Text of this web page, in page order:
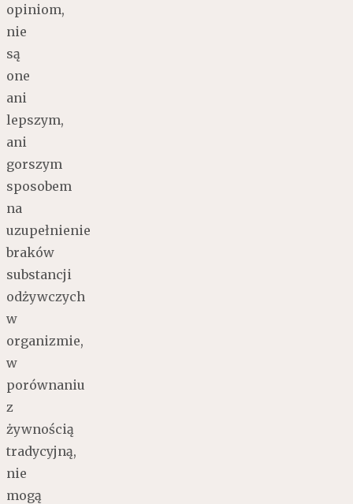
opiniom,
nie
są
one
ani
lepszym,
ani
gorszym
sposobem
na
uzupełnienie
braków
substancji
odżywczych
w
organizmie,
w
porównaniu
z
żywnością
tradycyjną,
nie
mogą